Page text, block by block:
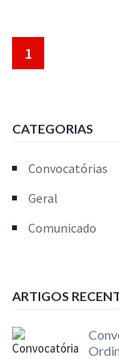
1
CATEGORIAS
Convocatórias
Geral
Comunicado
ARTIGOS